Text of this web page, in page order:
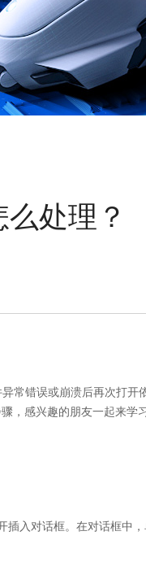
处理？
常错误或崩溃后再次打开
，感兴趣的朋友一起来学
插入对话框。在对话框中